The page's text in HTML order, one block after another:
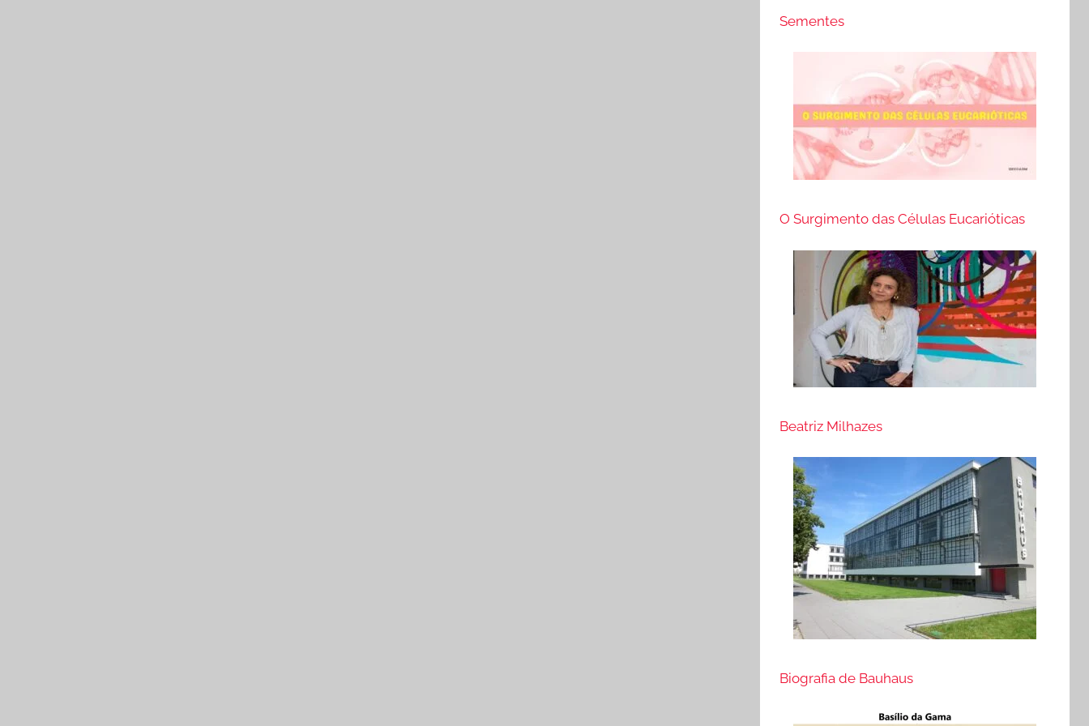
Sementes
O Surgimento das Células Eucarióticas
Beatriz Milhazes
Biografia de Bauhaus